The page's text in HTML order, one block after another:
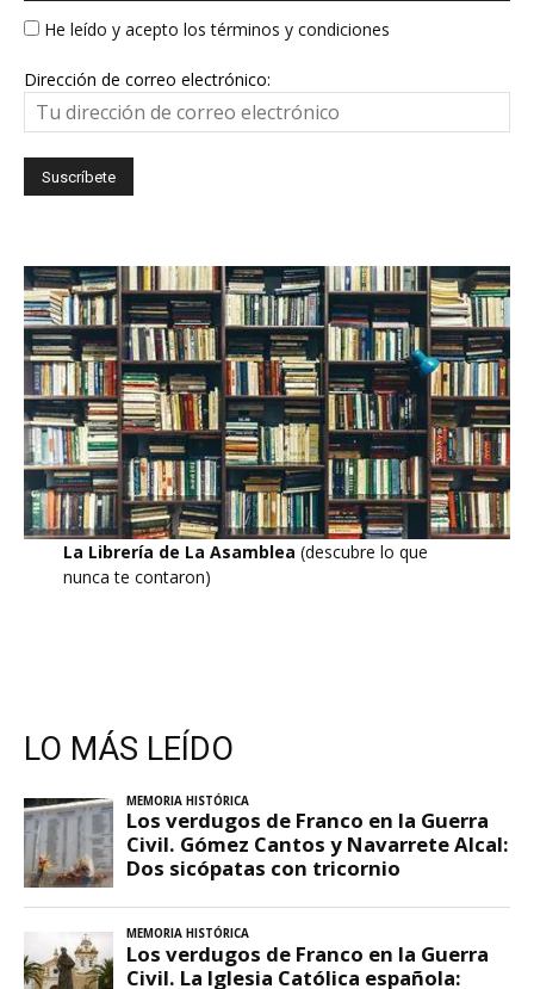
He leído y acepto los términos y condiciones
Dirección de correo electrónico:
La Librería de La Asamblea (descubre lo que
nunca te contaron)
LO MÁS LEÍDO